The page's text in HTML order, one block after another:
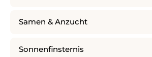
Samen & Anzucht
Sonnenfinsternis